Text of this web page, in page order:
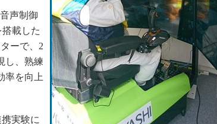
声制御
載した
ーで、2
し、熟練
率を向上
実験に